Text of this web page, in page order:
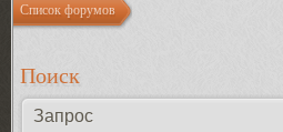
Список форумов
Поиск
Запрос